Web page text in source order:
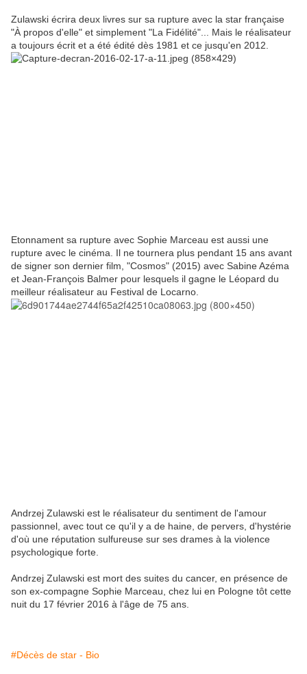
Zulawski écrira deux livres sur sa rupture avec la star française
"À propos d'elle" et simplement "La Fidélité"... Mais le réalisateur
a toujours écrit et a été édité dès 1981 et ce jusqu'en 2012.
Etonnament sa rupture avec Sophie Marceau est aussi une
rupture avec le cinéma. Il ne tournera plus pendant 15 ans avant
de signer son dernier film, "Cosmos" (2015) avec Sabine Azéma
et Jean-François Balmer pour lesquels il gagne le Léopard du
meilleur réalisateur au Festival de Locarno.
Andrzej Zulawski est le réalisateur du sentiment de l'amour
passionnel, avec tout ce qu'il y a de haine, de pervers, d'hystérie
d'où une réputation sulfureuse sur ses drames à la violence
psychologique forte.
Andrzej Zulawski est mort des suites du cancer, en présence de
son ex-compagne Sophie Marceau, chez lui en Pologne tôt cette
nuit du 17 février 2016 à l'âge de 75 ans.
#Décès de star - Bio